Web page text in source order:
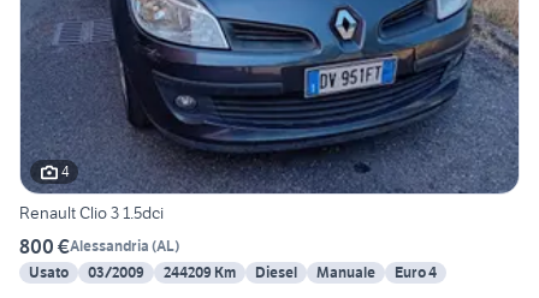
4
Renault Clio 3 1.5dci
800 €Alessandria (AL)
Usato
03/2009 244209 Km Diesel Manuale Euro 4